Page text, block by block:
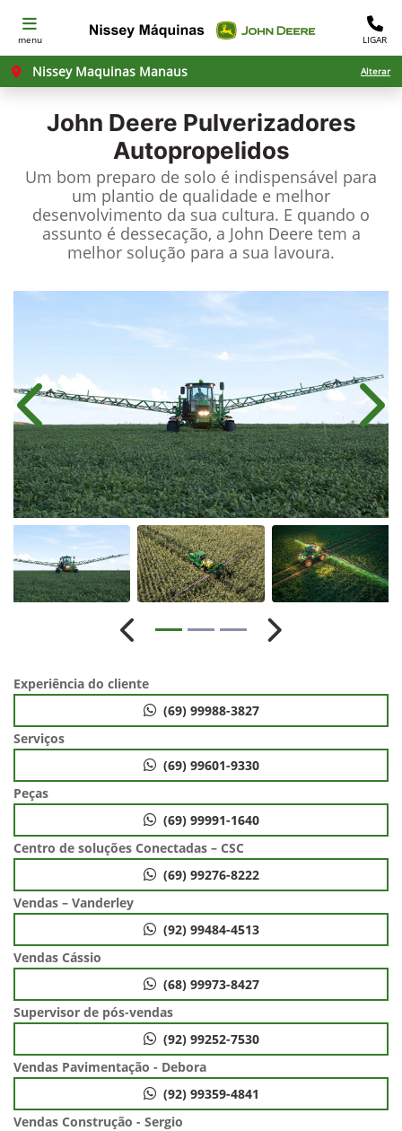
menu LIGAR
Nissey Maquinas Manaus Alterar
John Deere Pulverizadores
Autopropelidos
Um bom preparo de solo é indispensável para
um plantio de qualidade e melhor
desenvolvimento da sua cultura. E quando o
assunto é dessecação, a John Deere tem a
melhor solução para a sua lavoura.
Anterior
Anterior Próximo
Experiência do cliente
(69) 99988-3827
Serviços
(69) 99601-9330
Peças
(69) 99991-1640
Centro de soluções Conectadas – CSC
(69) 99276-8222
Vendas – Vanderley
(92) 99484-4513
Vendas Cássio
(68) 99973-8427
Supervisor de pós-vendas
(92) 99252-7530
Vendas Pavimentação - Debora
(92) 99359-4841
Vendas Construção - Sergio